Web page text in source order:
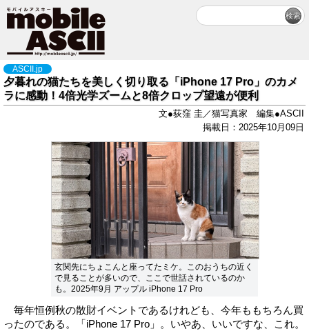
ASCII.jp
夕暮れの猫たちを美しく切り取る「iPhone 17 Pro」のカメ
ラに感動！4倍光学ズームと8倍クロップ望遠が便利
文●荻窪 圭／猫写真家 編集●ASCII
掲載日：2025年10月09日
玄関先にちょこんと座ってたミケ。このおうちの近く
で見ることが多いので、ここで世話されているのか
も。2025年9月 アップル iPhone 17 Pro
毎年恒例秋の散財イベントであるけれども、今年ももちろん買
ったのである。「iPhone 17 Pro」。いやあ、いいですな、これ。